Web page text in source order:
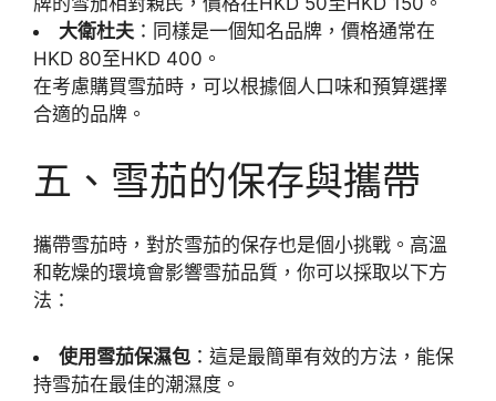
大衛杜夫 ：同樣是一個知名品牌，價格通常在
HKD 80至HKD 400。
在考慮購買雪茄時，可以根據個人口味和預算選擇
合適的品牌。
五、雪茄的保存與攜帶
攜帶雪茄時，對於雪茄的保存也是個小挑戰。高溫
和乾燥的環境會影響雪茄品質，你可以採取以下方
法：
使用雪茄保濕包 ：這是最簡單有效的方法，能保
持雪茄在最佳的潮濕度。